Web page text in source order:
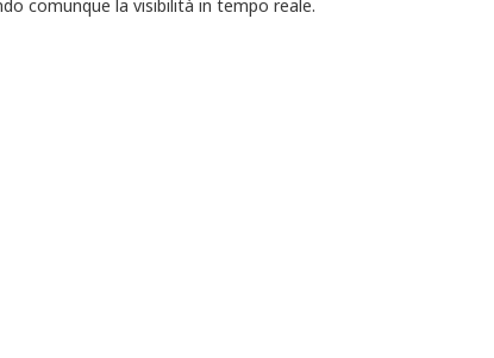
comunque la visibilità in tempo reale.